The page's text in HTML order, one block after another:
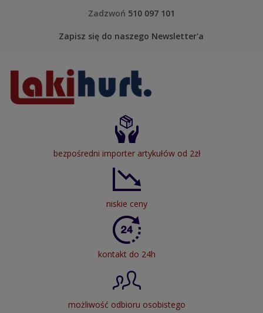
Zadzwoń 510 097 101
Zapisz się do naszego Newsletter'a
bezpośredni importer artykułów od 2zł
niskie ceny
kontakt do 24h
możliwość odbioru osobistego